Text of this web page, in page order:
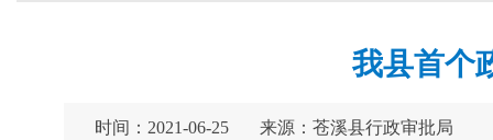
我县首个
时间：2021-06-25 来源：苍溪县行政审批局